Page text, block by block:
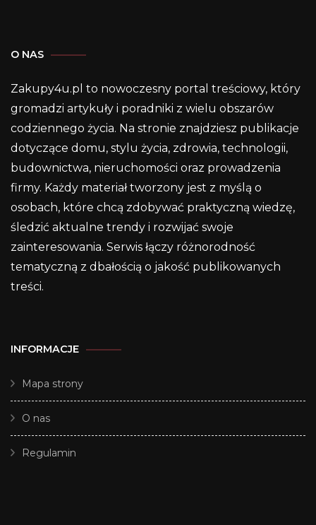
O NAS
Zakupy4u.pl to nowoczesny portal treściowy, który
gromadzi artykuły i poradniki z wielu obszarów
codziennego życia. Na stronie znajdziesz publikacje
dotyczące domu, stylu życia, zdrowia, technologii,
budownictwa, nieruchomości oraz prowadzenia
firmy. Każdy materiał tworzony jest z myślą o
osobach, które chcą zdobywać praktyczną wiedzę,
śledzić aktualne trendy i rozwijać swoje
zainteresowania. Serwis łączy różnorodność
tematyczną z dbałością o jakość publikowanych
treści.
INFORMACJE
Mapa strony
O nas
Regulamin